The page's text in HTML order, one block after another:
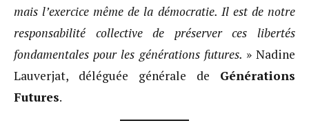
mais l’exercice même de la démocratie. Il est de notre
responsabilité collective de préserver ces libertés
fondamentales pour les générations futures. » Nadine
Lauverjat, déléguée générale de Générations
Futures.